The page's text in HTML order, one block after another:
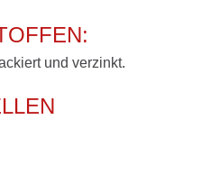
und verzinkt.